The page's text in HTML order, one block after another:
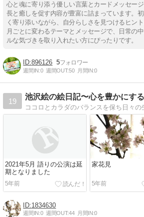
心と魂に寄り添う優しい言葉とカードメッセー
長と癒しを促す内容が豊富に詰まっています。
く寄り添いながら、自分らしさを見つけるヒン
月ごとに変わるテーマとメッセージで、日常の
ルな気づきを取り入れたい方にぴったりです。
896126 5
週間IN:0 週間OUT:50 月間IN:0
19
池沢絵の絵日記〜心を豊かにす
2021年5月 語りの公演は延
期となりました
5年前
家花見
5年前
1834630
週間IN:0 週間OUT:44 月間IN:0